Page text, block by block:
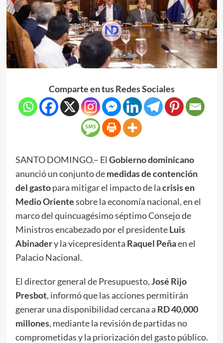
Comparte en tus Redes Sociales
SANTO DOMINGO.– El Gobierno dominicano
anunció un conjunto demedidas de contención
del gastopara mitigar el impacto de lacrisis en
Medio Orientesobre la economía nacional, en el
marco del quincuagésimo séptimo Consejo de
Ministros encabezado por el presidenteLuis
Abinadery la vicepresidenta Raquel Peñaen el
Palacio Nacional.
El director general de Presupuesto,José Rijo
Presbot, informó que las acciones permitirán
generar una disponibilidad cercana a RD 40,000
millones, mediante la revisión de partidas no
comprometidas y la priorización del gasto público.